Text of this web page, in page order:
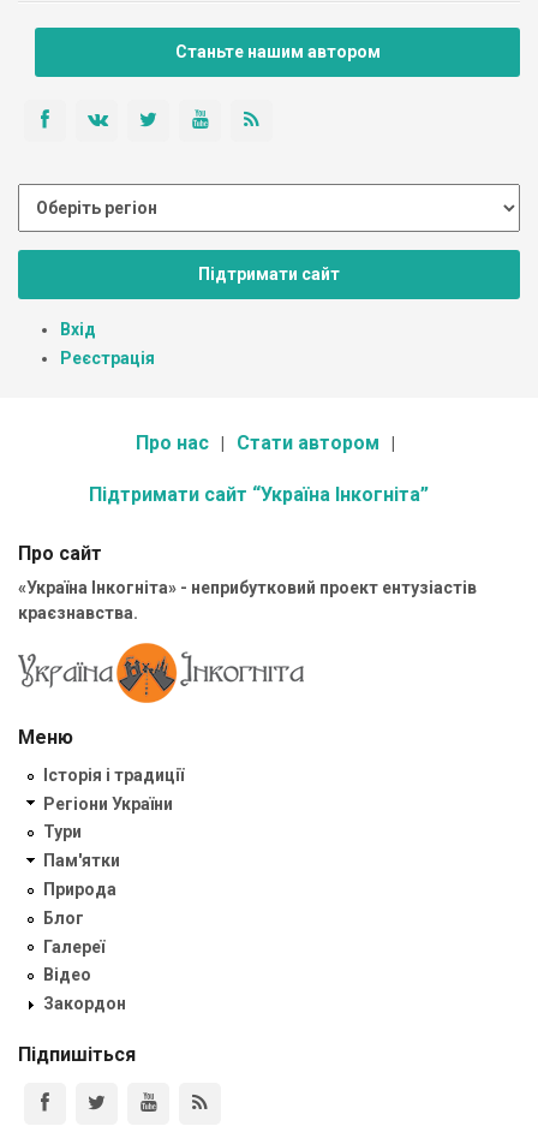
Станьте нашим автором
Підтримати сайт
Вхід
Реєстрація
Про нас Стати автором
Підтримати сайт “Україна Інкогніта”
Про сайт
«Україна Інкогніта» - неприбутковий проект ентузіастів
краєзнавства.
Меню
Історія і традиції
Регіони України
Тури
Пам'ятки
Природа
Блог
Галереї
Відео
Закордон
Підпишіться